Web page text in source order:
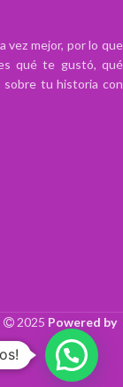
frutos secos, o
dentro a al
vez mejor, por lo que
qué te gustó, qué
sobre tu historia con
2025 Powered by